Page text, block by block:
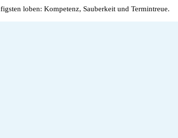
loben: Kompetenz, Sauberkeit und Termintreue.